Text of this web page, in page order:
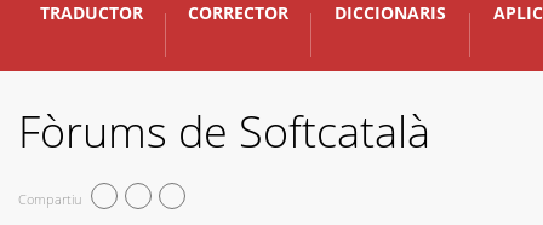
TRADUCTOR CORRECTOR DICCIONARIS
Fòrums de Softcatalà
Compartiu